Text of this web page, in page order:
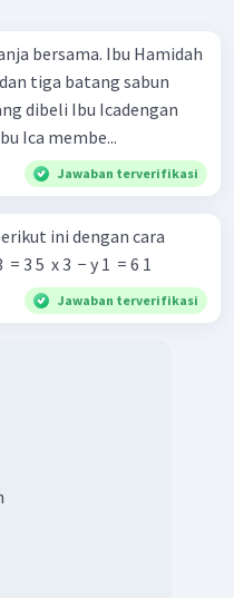
bersama. Ibu Hamidah
tiga batang sabun
dibeli Ibu Icadengan
Ica membe...
Jawaban terverifikasi
ini dengan cara
x 4 ​ + y 3 ​ = 3 5 ​ x 3 ​ − y 1 ​ = 6 1
Jawaban terverifikasi